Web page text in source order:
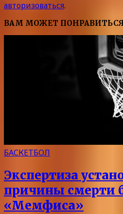
авторизоваться.
ВАМ МОЖЕТ ПОНРАВИТЬСЯ
БАСКЕТБОЛ
Экспертиза
причины смерти
«Мемфиса»